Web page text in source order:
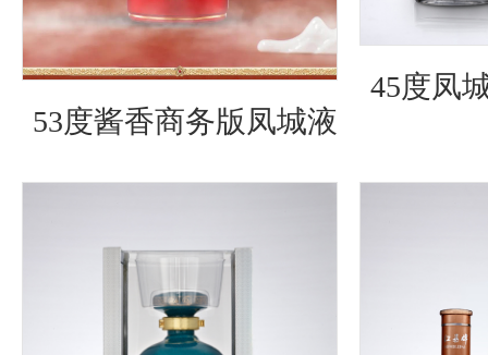
53度酱⾹商务版凤城液
45度凤